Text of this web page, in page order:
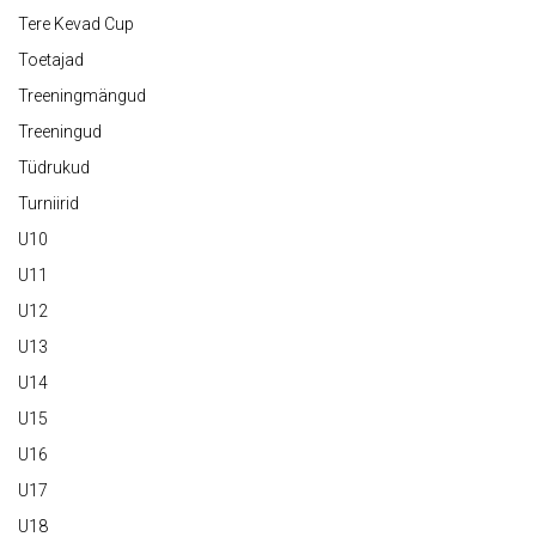
Tere Kevad Cup
Toetajad
Treeningmängud
Treeningud
Tüdrukud
Turniirid
U10
U11
U12
U13
U14
U15
U16
U17
U18